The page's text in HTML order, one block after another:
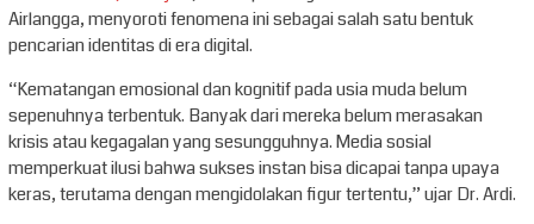
Airlangga, menyoroti fenomena ini sebagai salah satu bentuk
pencarian identitas di era digital.
“Kematangan emosional dan kognitif pada usia muda belum
sepenuhnya terbentuk. Banyak dari mereka belum merasakan
krisis atau kegagalan yang sesungguhnya. Media sosial
memperkuat ilusi bahwa sukses instan bisa dicapai tanpa upaya
keras, terutama dengan mengidolakan figur tertentu,” ujar Dr. Ardi.